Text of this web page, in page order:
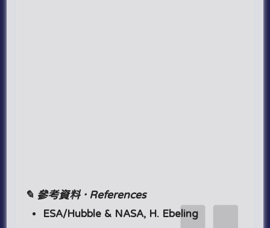
✎ 參考資料 · References
ESA/Hubble & NASA, H. Ebeling